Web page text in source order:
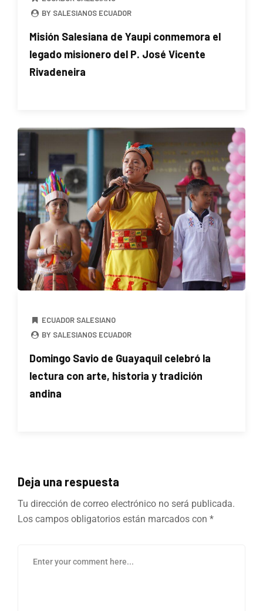
BY SALESIANOS ECUADOR
Misión Salesiana de Yaupi conmemora el
legado misionero del P. José Vicente
Rivadeneira
ECUADOR SALESIANO
BY SALESIANOS ECUADOR
Domingo Savio de Guayaquil celebró la
lectura con arte, historia y tradición
andina
Deja una respuesta
Tu dirección de correo electrónico no será publicada.
Los campos obligatorios están marcados con *